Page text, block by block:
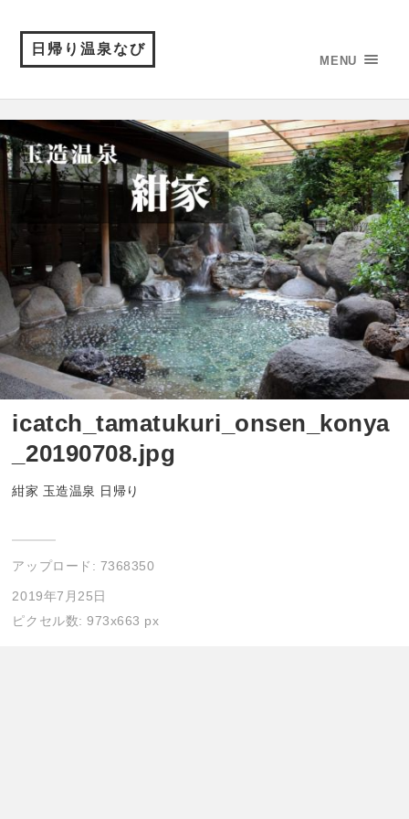
日帰り温泉なび
MENU
icatch_tamatukuri_onsen_konya
_20190708.jpg
紺家 玉造温泉 日帰り
アップロード: 7368350
2019年7月25日
ピクセル数: 973x663 px